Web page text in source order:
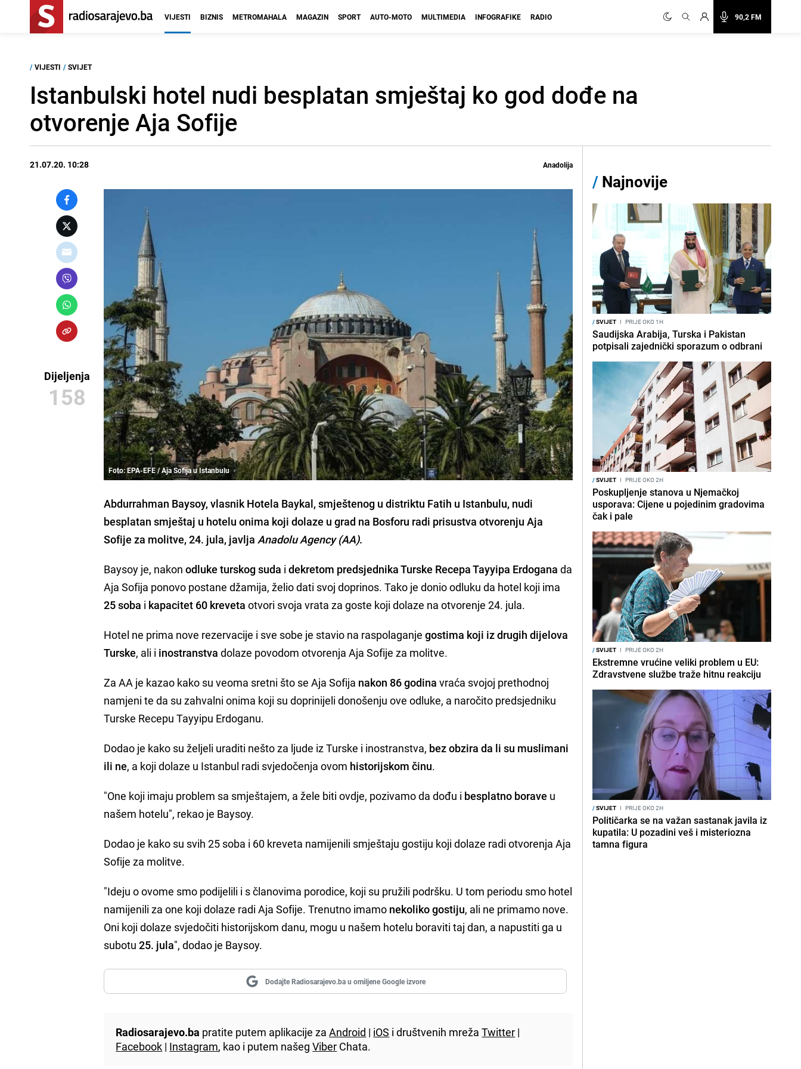
90,2 FM
VIJESTI BIZNIS METROMAHALA MAGAZIN SPORT AUTO-MOTO MULTIMEDIA INFOGRAFIKE RADIO
/ VIJESTI / SVIJET
Istanbulski hotel nudi besplatan smještaj ko god dođe na
otvorenje Aja Sofije
21.07.20. 10:28 Anadolija
Dijeljenja
158
Foto: EPA-EFE / Aja Sofija u Istanbulu
Abdurrahman Baysoy, vlasnik Hotela Baykal, smještenog u distriktu Fatih u Istanbulu, nudi
besplatan smještaj u hotelu onima koji dolaze u grad na Bosforu radi prisustva otvorenjuAja
Sofije za molitve, 24. jula, javlja Anadolu Agency (AA).
Baysoy je, nakonodluke turskog suda idekretom predsjednika Turske Recepa Tayyipa Erdogana da
Aja Sofija ponovo postane džamija, želio dati svoj doprinos. Tako je donio odluku da hotel koji ima
25 soba i kapacitet 60 kreveta otvori svoja vrata za goste koji dolaze na otvorenje 24. jula.
Hotel ne prima nove rezervacije i sve sobe je stavio na raspolaganjegostima koji iz drugih dijelova
Turske, ali i inostranstva dolaze povodom otvorenja Aja Sofije za molitve.
Za AA je kazao kako su veoma sretni što se Aja Sofija nakon 86 godina vraća svojoj prethodnoj
namjeni te da su zahvalni onima koji su doprinijeli donošenju ove odluke, a naročito predsjedniku
Turske Recepu Tayyipu Erdoganu.
Dodao je kako su željeli uraditi nešto za ljude iz Turske i inostranstva, bez obzira da li su muslimani
ili ne, a koji dolaze u Istanbul radi svjedočenja ovom historijskom činu.
"One koji imaju problem sa smještajem, a žele biti ovdje, pozivamo da dođu i besplatno borave u
našem hotelu", rekao je Baysoy.
Dodao je kako su svih 25 soba i 60 kreveta namijenili smještaju gostiju koji dolaze radi otvorenja Aja
Sofije za molitve.
"Ideju o ovome smo podijelili i s članovima porodice, koji su pružili podršku. U tom periodu smo hotel
namijenili za one koji dolaze radi Aja Sofije. Trenutno imamo nekoliko gostiju, ali ne primamo nove.
Oni koji dolaze svjedočiti historijskom danu, mogu u našem hotelu boraviti taj dan, a napustiti ga u
subotu25. jula", dodao je Baysoy.
Dodajte Radiosarajevo.ba u omiljene Google izvore
Radiosarajevo.ba pratite putem aplikacije zaAndroid | iOS i društvenih mrežaTwitter |
Facebook | Instagram, kao i putem našegViber Chata.
/ Najnovije
/SVIJET I PRIJE OKO 1H
Saudijska Arabija, Turska i Pakistan
potpisali zajednički sporazum o odbrani
/SVIJET I PRIJE OKO 2H
Poskupljenje stanova u Njemačkoj
usporava: Cijene u pojedinim gradovima
čak i pale
/SVIJET I PRIJE OKO 2H
Ekstremne vrućine veliki problem u EU:
Zdravstvene službe traže hitnu reakciju
/SVIJET I PRIJE OKO 2H
Političarka se na važan sastanak javila iz
kupatila: U pozadini veš i misteriozna
tamna figura